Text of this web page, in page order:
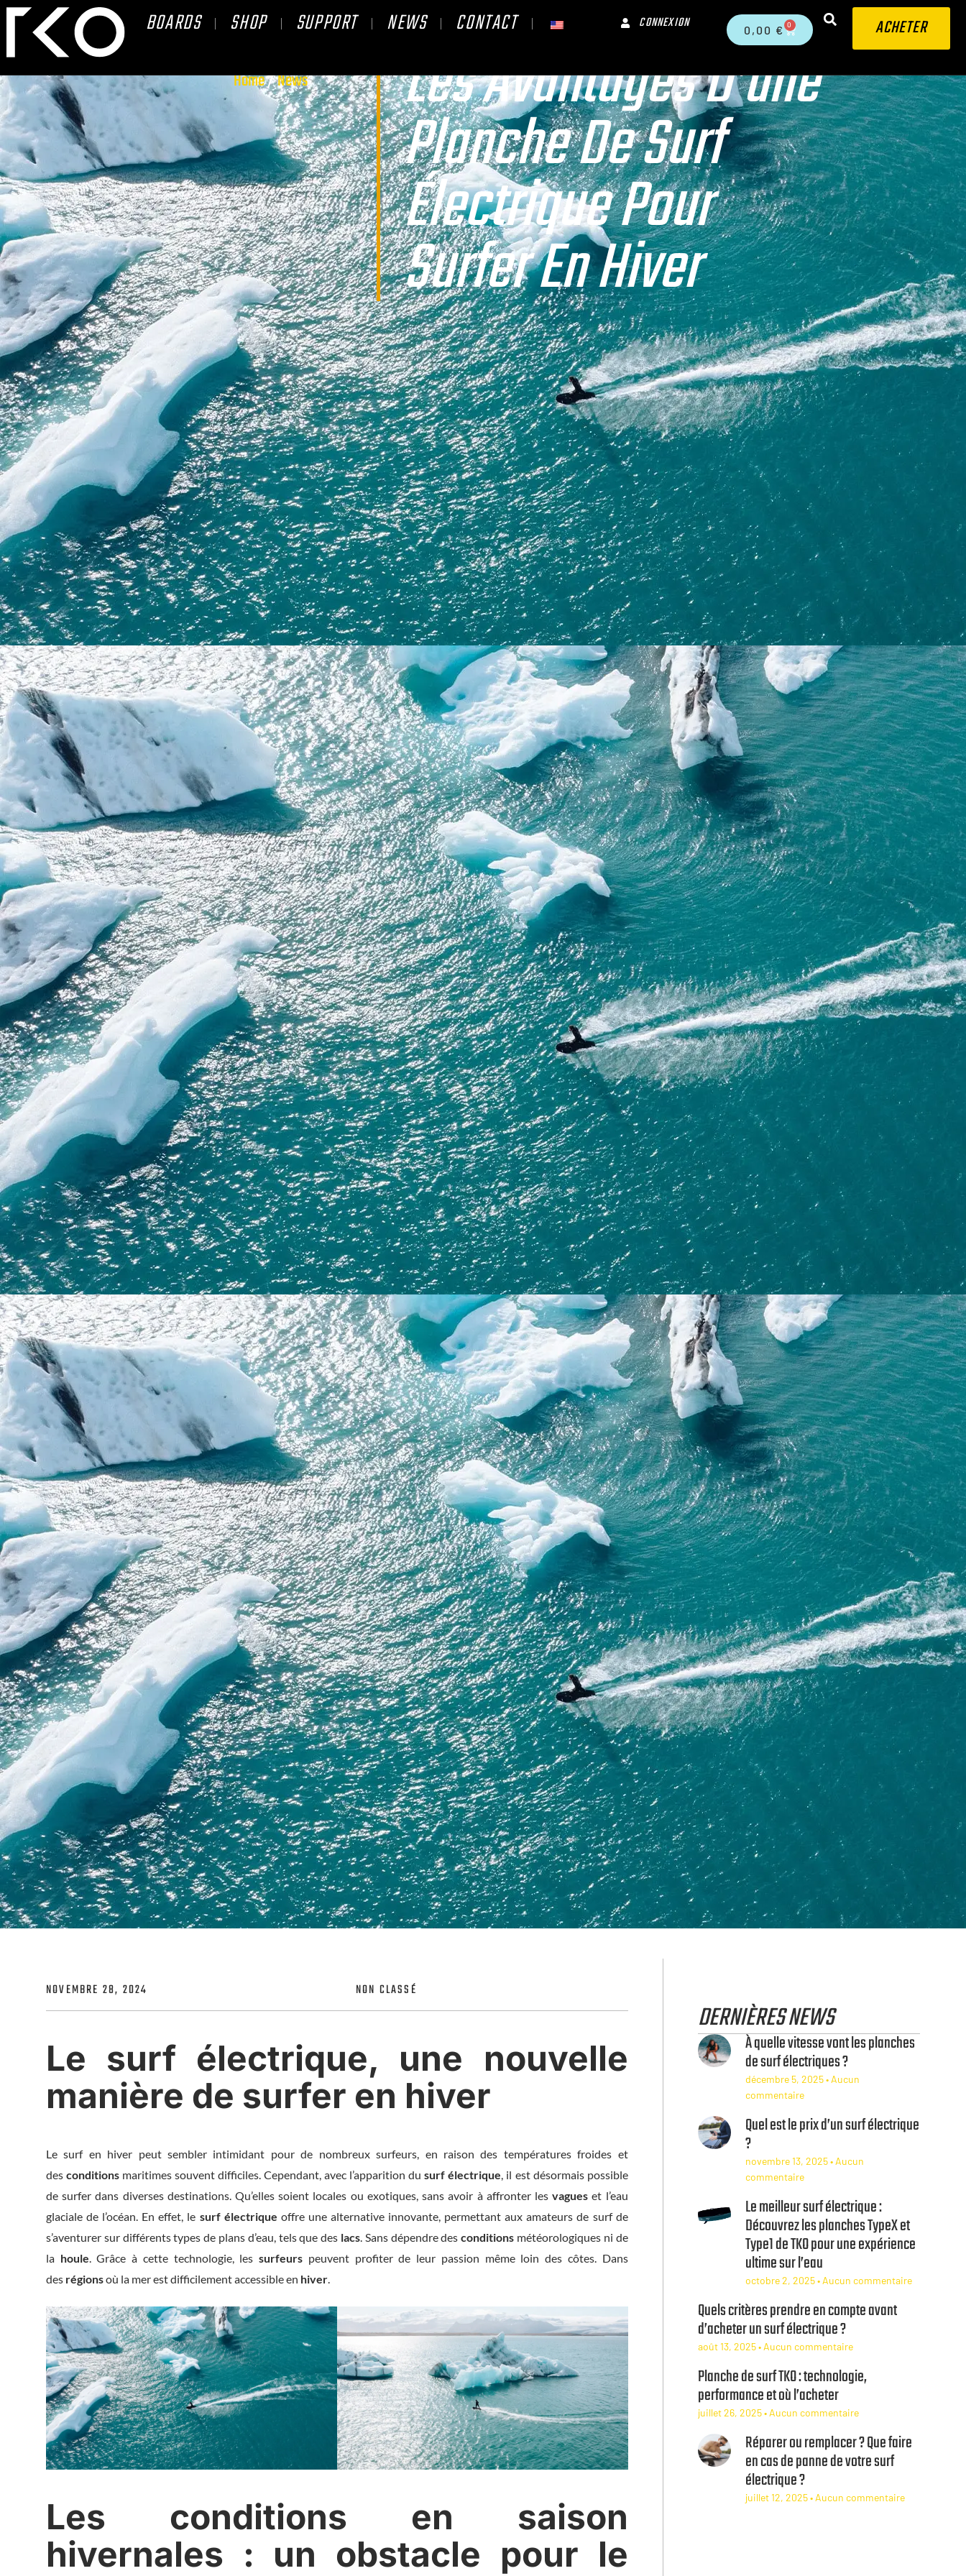
BOARDS SHOP SUPPORT NEWS CONTACT CONNEXION 0,00 € 0 ACHETER
Home/News Les Avantages D’une
Planche De Surf
Électrique Pour
Surfer En Hiver
NOVEMBRE 28, 2024 NON CLASSÉ
Le surf électrique, une nouvelle
manière de surfer en hiver
Le surf en hiver peut sembler intimidant pour de nombreux surfeurs, en raison des températures froides et
desconditions maritimes souvent difficiles. Cependant, avec l’apparition dusurf électrique , il est désormais possible
de surfer dans diverses destinations. Qu’elles soient locales ou exotiques, sans avoir à affronter lesvagues et l’eau
glaciale de l’océan. En effet, le surf électrique offre une alternative innovante, permettant aux amateurs de surf de
s’aventurer sur différents types de plans d’eau, tels que des lacs . Sans dépendre desconditions météorologiques ni de
la houle . Grâce à cette technologie, lessurfeurs peuvent profiter de leur passion même loin des côtes. Dans
des régionsoù la mer est difficilement accessible en hiver
Les conditions en saison
hivernales : un obstacle pour le
DERNIÈRES NEWS
À quelle vitesse vont les planches
de surf électriques ?
décembre 5, 2025
Aucun
commentaire
Quel est le prix d’un surf électrique
?
novembre 13, 2025
Aucun
commentaire
Le meilleur surf électrique :
Découvrez les planches TypeX et
Type1 de TKO pour une expérience
ultime sur l’eau
octobre 2, 2025 Aucun commentaire
Quels critères prendre en compte avant
d’acheter un surf électrique ?
août 13, 2025 Aucun commentaire
Planche de surf TKO : technologie,
performance et où l’acheter
juillet 26, 2025 Aucun commentaire
Réparer ou remplacer ? Que faire
en cas de panne de votre surf
électrique ?
juillet 12, 2025 Aucun commentaire